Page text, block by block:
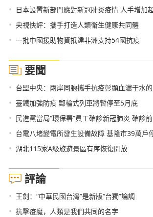
• 日本設置新部門應對新冠肺炎疫情 人手增加
• 央視快評：攜手打造人類衛生健康共同體
• 一批中國援助物資抵達非洲支持54國抗疫
要聞
• 台盟中央：兩岸同胞攜手抗疫彰顯血濃于水
• 臺鐵加強防疫 郵輪式列車將暫停至5月底
• 民進黨當局“環保署”員工確診新冠肺炎 確診
• 台電八堵變電所發生設備故障 基隆市39萬戶
• 湖北115家A級旅遊景區有序恢復開放
評論
• 王劍：“中華民國台灣”是新版“台獨”論調
• 抗擊疫魔，人類是我們共同的名字